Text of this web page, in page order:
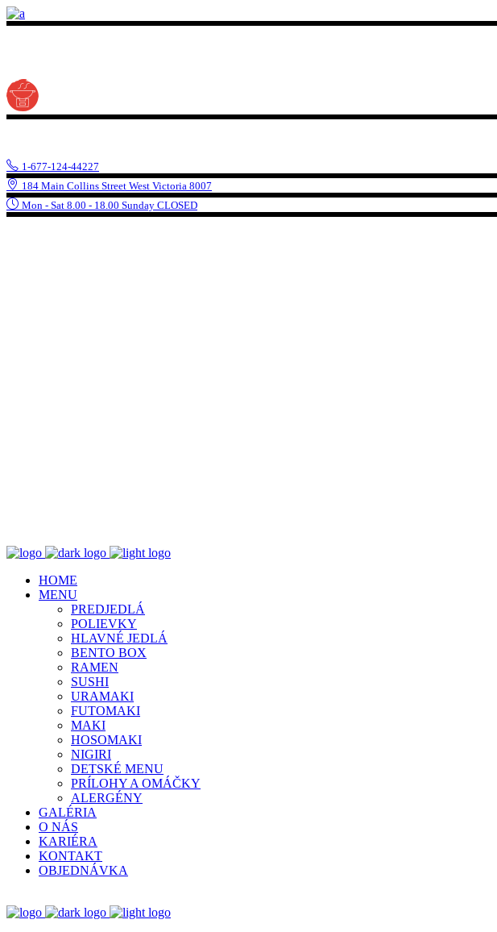
1-677-124-44227
184 Main Collins Street West Victoria 8007
Mon - Sat 8.00 - 18.00 Sunday CLOSED
HOME
MENU
PREDJEDLÁ
POLIEVKY
HLAVNÉ JEDLÁ
BENTO BOX
RAMEN
SUSHI
URAMAKI
FUTOMAKI
MAKI
HOSOMAKI
NIGIRI
DETSKÉ MENU
PRÍLOHY A OMÁČKY
ALERGÉNY
GALÉRIA
O NÁS
KARIÉRA
KONTAKT
OBJEDNÁVKA